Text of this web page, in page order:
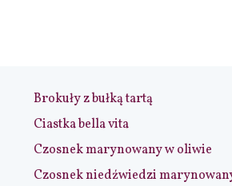
Brokuły z bułką tartą
Ciastka bella vita
Czosnek marynowany w oliwie
Czosnek niedźwiedzi